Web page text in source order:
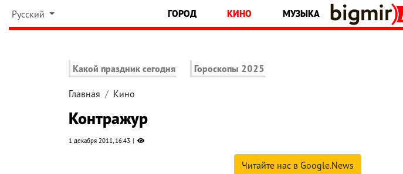
Русский ГОРОД КИНО МУЗЫКА
Какой праздник сегодня Гороскопы 2025
Главная Кино
Контражур
1 декабря 2011, 16:43
Читайте нас в Google.News